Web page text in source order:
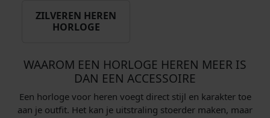
ZILVEREN HEREN
HORLOGE
WAAROM EEN HORLOGE HEREN MEER IS
DAN EEN ACCESSOIRE
Een horloge voor heren voegt direct stijl en karakter toe
aan je outfit. Het kan je uitstraling stoerder maken, maar